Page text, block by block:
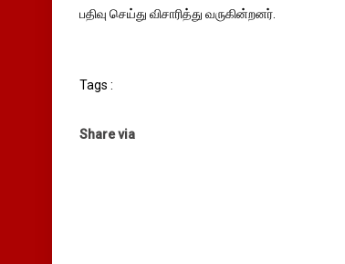
பதிவு செய்து விசாரித்து வருகின்றனர்.
Tags :
Share via